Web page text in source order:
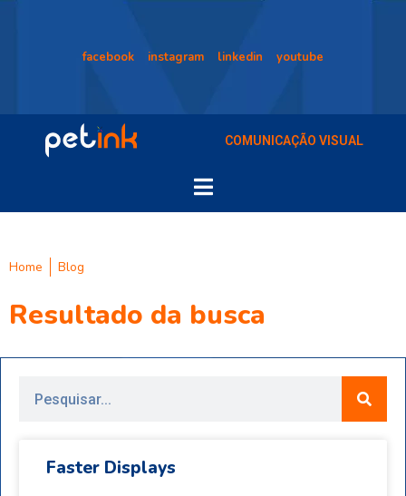
facebook instagram linkedin youtube
COMUNICAÇÃO VISUAL
Home Blog
Resultado da busca
Faster Displays